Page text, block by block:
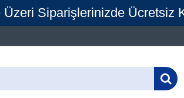
Siparişlerinizde Ücretsiz